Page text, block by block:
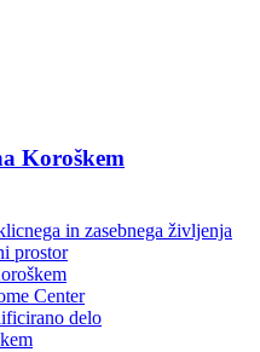
Koroškem
in zasebnega življenja
prostor
Center
delo